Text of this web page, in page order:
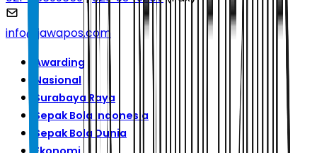
info@jawapos.com
Awarding
Nasional
Surabaya Raya
Sepak Bola Indonesia
Sepak Bola Dunia